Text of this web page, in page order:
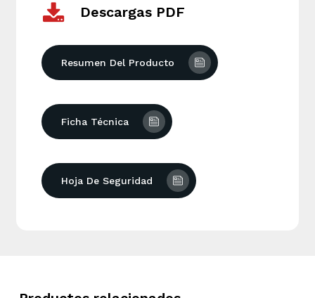
Descargas PDF
Resumen Del Producto
Ficha Técnica
Hoja De Seguridad